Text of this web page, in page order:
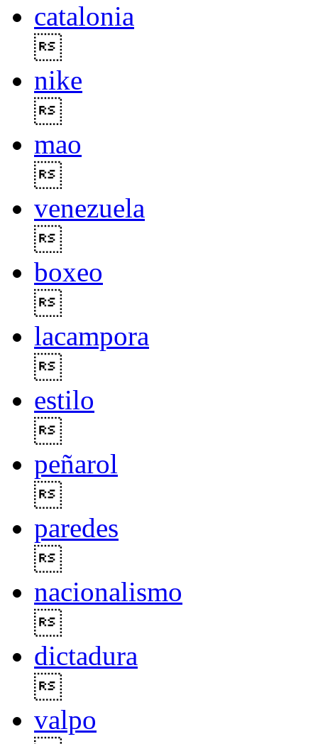
catalonia
nike
mao
venezuela
boxeo
lacampora
estilo
peñarol
paredes
nacionalismo
dictadura
valpo